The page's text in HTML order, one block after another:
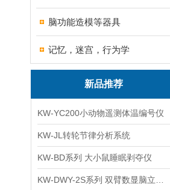
脑功能造模等器具
记忆，迷宫，行为学
新品推荐
KW-YC200小动物遥测体温编号仪
KW-JL转轮节律分析系统
KW-BD系列 大小鼠睡眠剥夺仪